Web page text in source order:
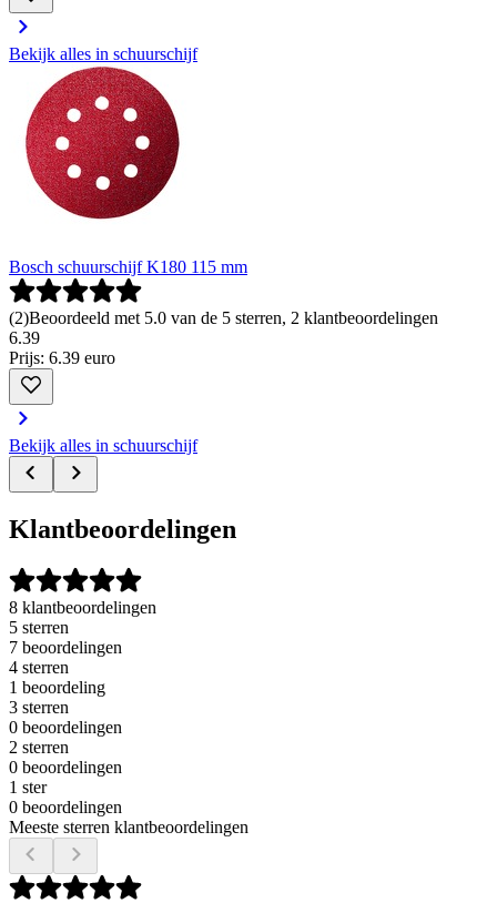
Bekijk alles in schuurschijf
Bosch schuurschijf K180 115 mm
(2)Beoordeeld met 5.0 van de 5 sterren, 2 klantbeoordelingen
6.39
Prijs: 6.39 euro
Bekijk alles in schuurschijf
Klantbeoordelingen
8 klantbeoordelingen
5 sterren
7 beoordelingen
4 sterren
1 beoordeling
3 sterren
0 beoordelingen
2 sterren
0 beoordelingen
1 ster
0 beoordelingen
Meeste sterren klantbeoordelingen